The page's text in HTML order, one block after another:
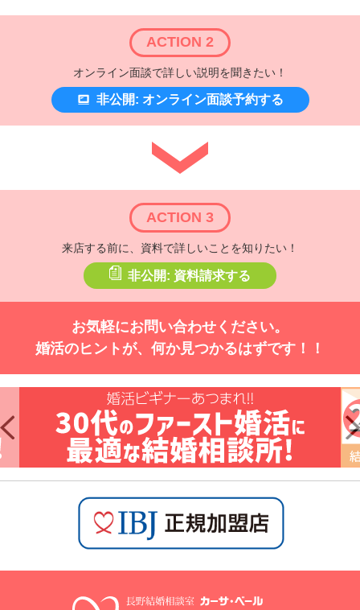
ACTION 2
オンライン面談で詳しい説明を聞きたい！
非公開: オンライン面談予約する
ACTION 3
来店する前に、資料で詳しいことを知りたい！
非公開: 資料請求する
お気軽にお問い合わせください。
婚活のヒントが、何か見つかるはずです！！